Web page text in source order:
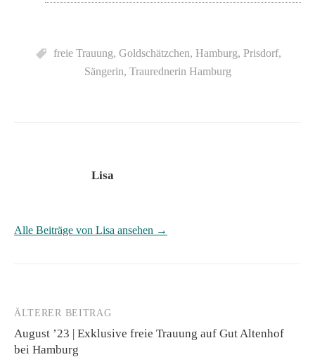
freie Trauung, Goldschätzchen, Hamburg, Prisdorf,
Sängerin, Traurednerin Hamburg
Lisa
Alle Beiträge von Lisa ansehen →
Beitrags-
Navigation
ÄLTERER BEITRAG
August ’23 | Exklusive freie Trauung auf Gut Altenhof
bei Hamburg